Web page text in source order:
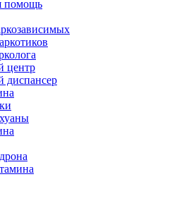
помощь
центр
диспансер